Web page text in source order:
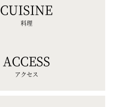
CUISINE
料理
ACCESS
アクセス